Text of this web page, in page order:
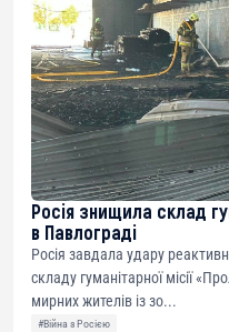
Росія знищила склад
в Павлограді
Росія завдала удару
складу гуманітарної місії
мирних жителів із зо...
#Війна з Росією